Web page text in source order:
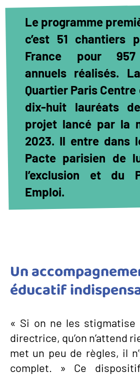
Le programme
c’est 51 chantiers
France pour
annuels réalisés.
Quartier Paris Centre
dix-huit lauréats
projet lancé par la
2023. Il entre dans
Pacte parisien de
l’exclusion et du
Emploi.
Un
éducatif
« Si on ne les stigmatise
directrice, qu’on n’attend
met un peu de règles, il
complet. » Ce